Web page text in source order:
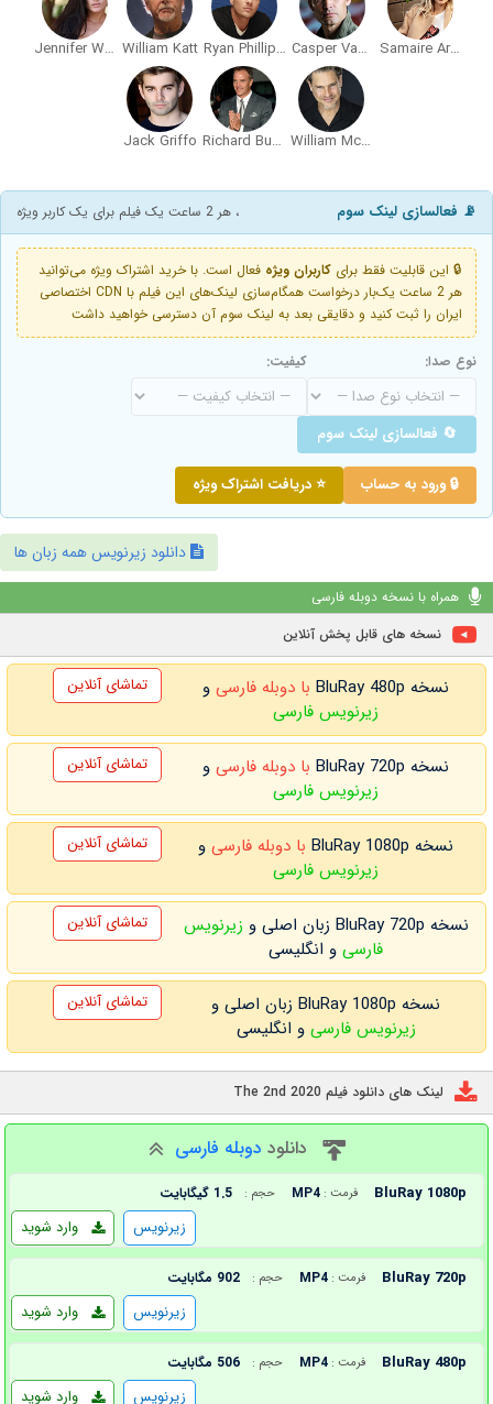
Samaire Armstrong
Casper Van Dien
Ryan Phillippe
William Katt
Jennifer Wenger
William McNamara
Richard Burgi
Jack Griffo
📡 فعالسازی لینک سوم ، هر 2 ساعت یک فیلم برای یک کاربر ویژه
🔒 این قابلیت فقط برای کاربران ویژه فعال است. با خرید اشتراک ویژه می‌توانید
هر 2 ساعت یک‌بار درخواست همگام‌سازی لینک‌های این فیلم با CDN اختصاصی
ایران را ثبت کنید و دقایقی بعد به لینک سوم آن دسترسی خواهید داشت
نوع صدا: کیفیت:
🔄 فعالسازی لینک سوم
🔒 ورود به حساب ⭐ دریافت اشتراک ویژه
دانلود زیرنویس همه زبان ها
همراه با نسخه دوبله فارسی
نسخه های قابل پخش آنلاین
نسخه BluRay 480p با دوبله فارسیو
زیرنویس فارسی
تماشای آنلاین
نسخه BluRay 720p با دوبله فارسیو
زیرنویس فارسی
تماشای آنلاین
نسخه BluRay 1080p با دوبله فارسیو
زیرنویس فارسی
تماشای آنلاین
نسخه BluRay 720p زبان اصلی و
زیرنویس
فارسیو انگلیسی
تماشای آنلاین
نسخه BluRay 1080p زبان اصلی و
زیرنویس فارسی و انگلیسی
تماشای آنلاین
لینک های دانلود فیلم The 2nd 2020
دانلود دوبله فارسی
BluRay 1080p فرمت : MP4 حجم : 1.5 گیگابایت
وارد شوید زیرنویس
BluRay 720p فرمت : MP4 حجم : 902 مگابایت
وارد شوید زیرنویس
BluRay 480p فرمت : MP4 حجم : 506 مگابایت
وارد شوید زیرنویس